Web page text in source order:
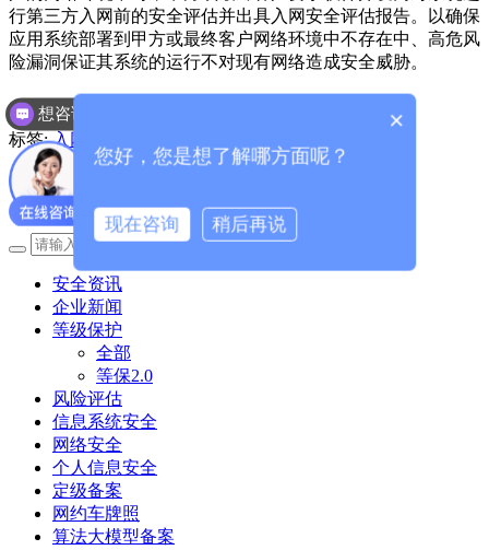
行第三方入网前的安全评估并出具入网安全评估报告。以确保
应用系统部署到甲方或最终客户网络环境中不存在中、高危风
险漏洞保证其系统的运行不对现有网络造成安全威胁。
标签: 入网安全评估
目前互联网信息服务算法备案代办机构哪家好
国内APP上架应用商店需要什么条件
安全资讯
企业新闻
等级保护
全部
等保2.0
风险评估
信息系统安全
网络安全
个人信息安全
定级备案
网约车牌照
算法大模型备案
×
您好，您是想了解哪方面呢？
现在咨询 稍后再说